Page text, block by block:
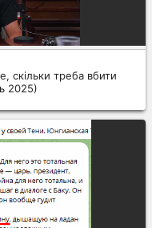
скільки треба вбити
2025)